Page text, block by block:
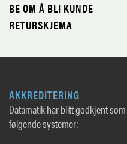
BE OM Å BLI KUNDE
RETURSKJEMA
AKKREDITERING
Datamatik har blitt godkjent
følgende systemer: